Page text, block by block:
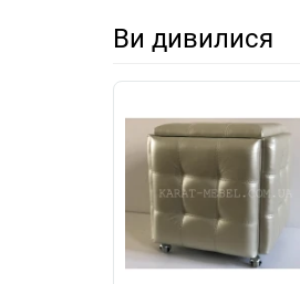
Ви дивилися